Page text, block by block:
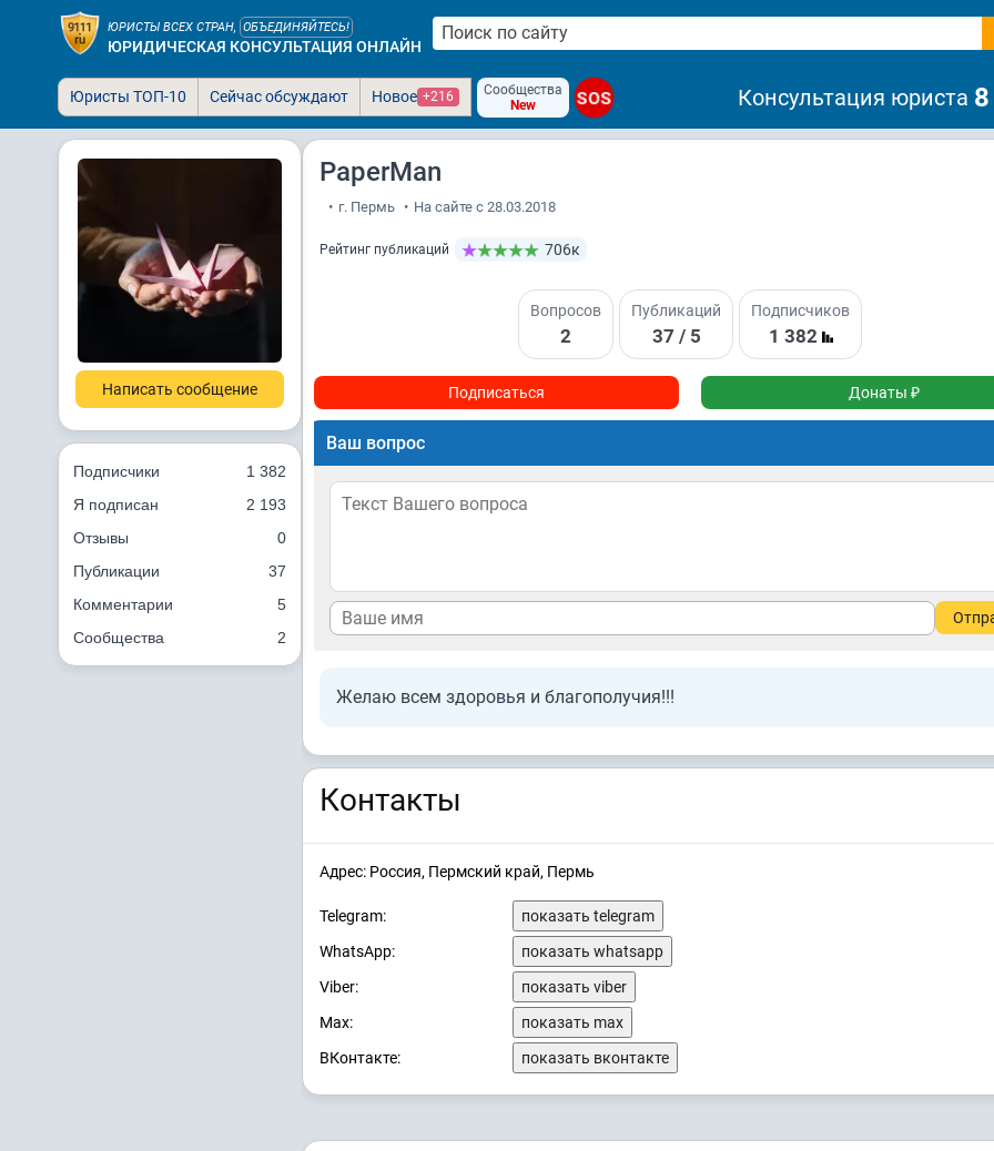
ЮРИСТЫ ВСЕХ СТРАН, ОБЪЕДИНЯЙТЕСЬ!
ЮРИДИЧЕСКАЯ КОНСУЛЬТАЦИЯ ОНЛАЙН
Юристы ТОП-10 Сейчас обсуждают Новое +216
Сообщества
New
SOS Консультация юриста
Написать сообщение
Подписчики
1 382
Я подписан
2 193
Отзывы
0
Публикации
37
Комментарии
5
Сообщества
2
PaperMan
• г. Пермь • На сайте с 28.03.2018
Рейтинг публикаций 706к
Вопросов
2
Публикаций
37 / 5
Подписчиков
1 382
Подписаться Донаты ₽
Ваш вопрос
Желаю всем здоровья и благополучия!!!
Контакты
Адрес: Россия, Пермский край, Пермь
Telegram:
показать telegram
WhatsApp:
показать whatsapp
Viber:
показать viber
Max:
показать max
ВКонтакте:
показать вконтакте